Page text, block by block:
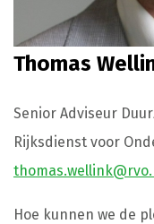
Thomas
Senior Adviseur
Rijksdienst voor
Hoe kunnen we de